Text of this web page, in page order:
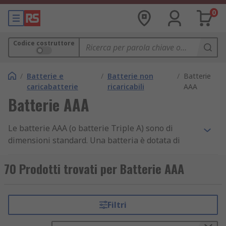
0
Codice costruttore
/ Batterie e
caricabatterie
/ Batterie non
ricaricabili
/ Batterie
AAA
Batterie AAA
Le batterie AAA (o batterie Triple A) sono di
dimensioni standard. Una batteria è dotata di
viene utilizzata come fonte di alimentazione.
Le pile AAAsono talvolta denominate ’batterie di
rende ideali per l'alimentazione di dispositivo
leggeri, a basso consumo.
70 Prodotti trovati per Batterie AAA
Filtri